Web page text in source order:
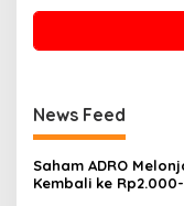
News Feed
Saham ADRO
Kembali ke